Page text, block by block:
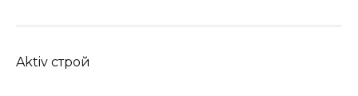
Aktiv строй